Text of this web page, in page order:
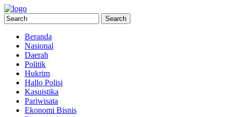
Beranda
Nasional
Daerah
Politik
Hukrim
Hallo Polisi
Kasuistika
Pariwisata
Ekonomi Bisnis